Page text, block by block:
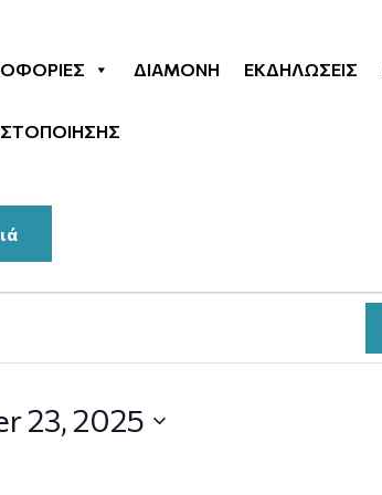
ΔΙΑΜΟΝΉ ΕΚΔΗΛΏΣΕΙΣ
23, 2025